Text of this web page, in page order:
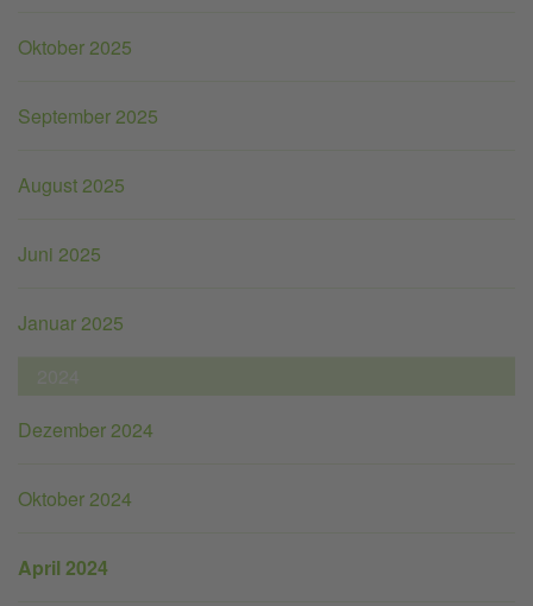
Oktober 2025
September 2025
August 2025
Juni 2025
Januar 2025
Dezember 2024
Oktober 2024
April 2024